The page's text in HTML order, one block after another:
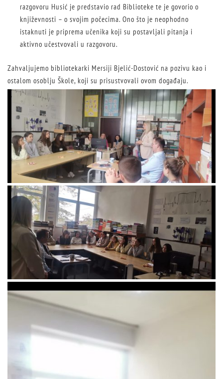
razgovoru Husić je predstavio rad Biblioteke te je govorio o
književnosti – o svojim počecima. Ono što je neophodno
istaknuti je priprema učenika koji su postavljali pitanja i
aktivno učestvovali u razgovoru.
Zahvaljujemo bibliotekarki Mersiji Bjelić-Dostović na pozivu kao i
ostalom osoblju Škole, koji su prisustvovali ovom događaju.